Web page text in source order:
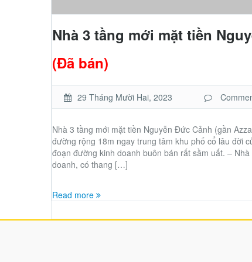
Nhà 3 tầng mới mặt tiền
(Đã bán)
29 Tháng Mười Hai, 2023
Nhà 3 tầng mới mặt tiền Nguyễn Đức Cảnh (gần
đường rộng 18m ngay trung tâm khu phố cổ lâu đời
đoạn đường kinh doanh buôn bán rất sầm uất. –
doanh, có thang […]
Read more